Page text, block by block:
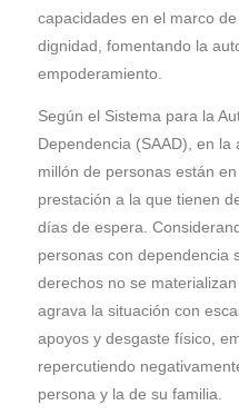
capacidades en el marco
dignidad, fomentando la
empoderamiento.
Según el Sistema para la
Dependencia (SAAD), en
millón de personas están
prestación a la que tienen
días de espera.
personas con dependencia
derechos no se
agrava la situación con
apoyos y desgaste físico,
repercutiendo
persona y la de su familia.